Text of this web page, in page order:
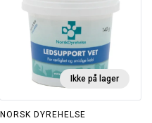
Ikke på lager
NORSK DYREHELSE